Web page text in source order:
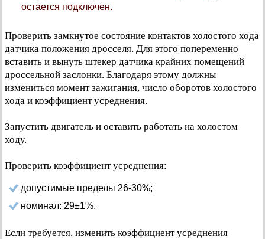
остается подключен.
Проверить замкнутое состояние контактов холостого хода
датчика положения дросселя. Для этого попеременно
вставить и вынуть штекер датчика крайних помещений
дроссельной заслонки. Благодаря этому должны
измениться момент зажигания, число оборотов холостого
хода и коэффициент усреднения.
Запустить двигатель и оставить работать на холостом
ходу.
Проверить коэффициент усреднения:
допустимые пределы 26-30%;
номинал: 29±1%.
Если требуется, изменить коэффициент усреднения